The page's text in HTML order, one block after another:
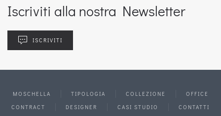
Iscriviti alla nostra Newsletter
ISCRIVITI
MOSCHELLA TIPOLOGIA COLLEZIONE
OFFICE
CONTRACT
DESIGNER CASI STUDIO
CONTATTI